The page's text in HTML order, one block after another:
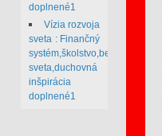
doplnené1
Vízia rozvoja
sveta : Finančný
systém,školstvo,bezpečnosť
sveta,duchovná
inšpirácia
doplnené1